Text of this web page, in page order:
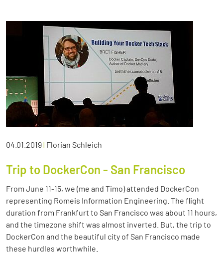
04.01.2019| Florian Schleich
Trip to DockerCon - San Francisco
From June 11-15, we (me and Timo) attended DockerCon
representing Romeis Information Engineering. The flight
duration from Frankfurt to San Francisco was about 11 hours,
and the timezone shift was almost inverted. But, the trip to
DockerCon and the beautiful city of San Francisco made
these hurdles worthwhile.